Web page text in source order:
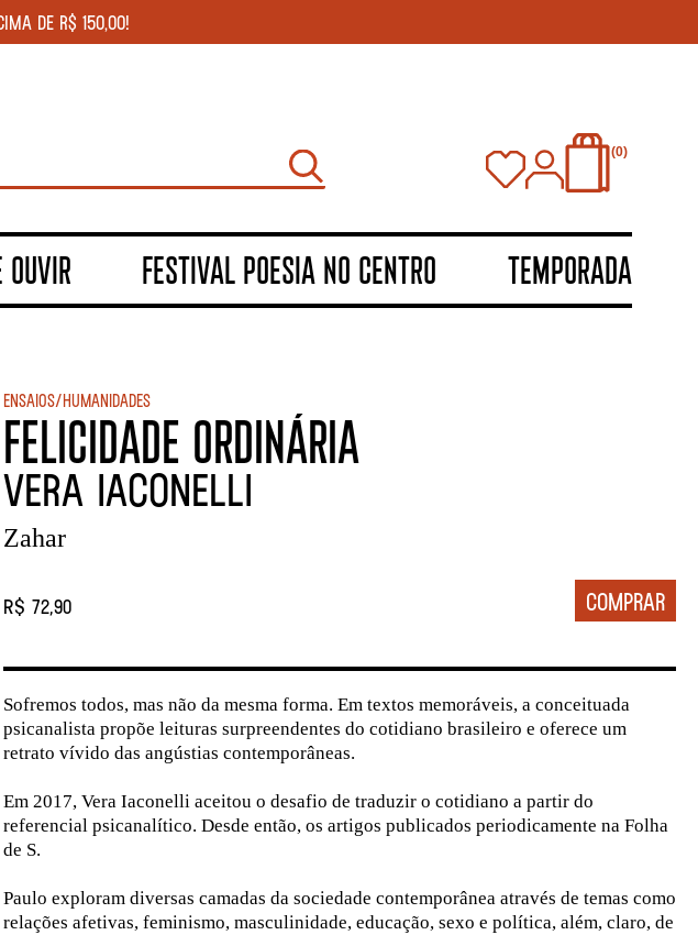
DE R$ 150,00!
0
FESTIVAL POESIA NO CENTRO TEMPORADA
Ensaios/Humanidades
FELICIDADE ORDINÁRIA
Vera Iaconelli
Zahar
R$ 72,90
Sofremos todos, mas não da mesma forma. Em textos memoráveis, a conceituada
psicanalista propõe leituras surpreendentes do cotidiano brasileiro e oferece um
retrato vívido das angústias contemporâneas.
Em 2017, Vera Iaconelli aceitou o desafio de traduzir o cotidiano a partir do
referencial psicanalítico. Desde então, os artigos publicados periodicamente na Folha
de S.
Paulo exploram diversas camadas da sociedade contemporânea através de temas como
relações afetivas, feminismo, masculinidade, educação, sexo e política, além, claro, de